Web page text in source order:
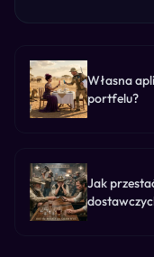
Własna
portfelu?
Jak